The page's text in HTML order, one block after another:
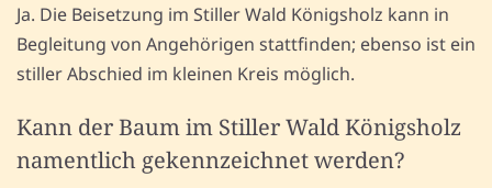
Ja. Die Beisetzung im Stiller Wald Königsholz kann in
Begleitung von Angehörigen stattfinden; ebenso ist ein
stiller Abschied im kleinen Kreis möglich.
Kann der Baum im Stiller Wald Königsholz
namentlich gekennzeichnet werden?